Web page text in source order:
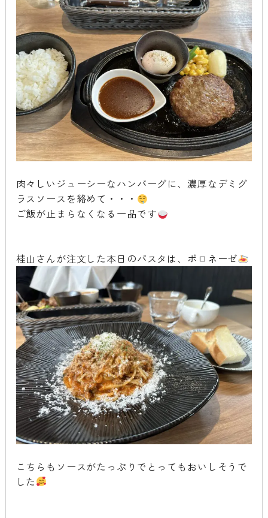
肉々しいジューシーなハンバーグに、濃厚なデミグ
ラスソースを絡めて・・・
ご飯が止まらなくなる一品です
桂山さんが注文した本日のパスタは、ボロネーゼ
こちらもソースがたっぷりでとってもおいしそうで
した